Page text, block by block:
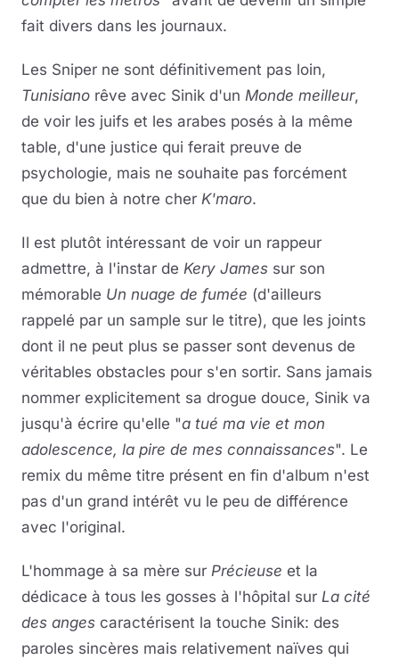
fait divers dans les journaux.
Les Sniper ne sont définitivement pas loin,
Tunisiano rêve avec Sinik d'un Monde meilleur,
de voir les juifs et les arabes posés à la même
table, d'une justice qui ferait preuve de
psychologie, mais ne souhaite pas forcément
que du bien à notre cher K'maro.
Il est plutôt intéressant de voir un rappeur
admettre, à l'instar de Kery James sur son
mémorable Un nuage de fumée (d'ailleurs
rappelé par un sample sur le titre), que les joints
dont il ne peut plus se passer sont devenus de
véritables obstacles pour s'en sortir. Sans jamais
nommer explicitement sa drogue douce, Sinik va
jusqu'à écrire qu'elle "a tué ma vie et mon
adolescence, la pire de mes connaissances". Le
remix du même titre présent en fin d'album n'est
pas d'un grand intérêt vu le peu de différence
avec l'original.
L'hommage à sa mère sur Précieuse et la
dédicace à tous les gosses à l'hôpital sur La cité
des anges caractérisent la touche Sinik: des
paroles sincères mais relativement naïves qui